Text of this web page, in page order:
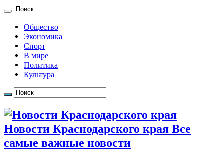
Общество
Экономика
Спорт
В мире
Политика
Культура
Новости Краснодарского края Все
самые важные новости